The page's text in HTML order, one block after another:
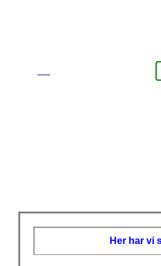
Her har vi